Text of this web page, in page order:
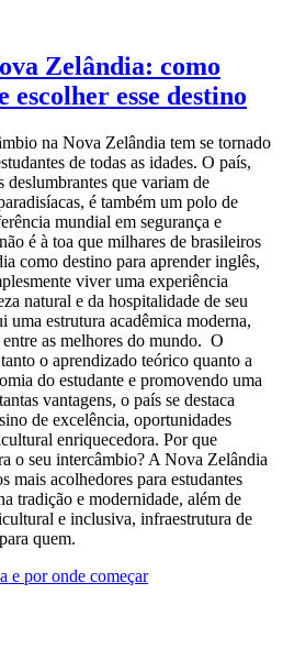
Zelândia: como
esse destino
na Nova Zelândia tem se tornado
de todas as idades. O país,
deslumbrantes que variam de
é também um polo de
mundial em segurança e
é à toa que milhares de brasileiros
como destino para aprender inglês,
viver uma experiência
natural e da hospitalidade de seu
estrutura acadêmica moderna,
as melhores do mundo. O
o aprendizado teórico quanto a
do estudante e promovendo uma
vantagens, o país se destaca
de excelência, oportunidades
enriquecedora. Por que
o seu intercâmbio? A Nova Zelândia
mais acolhedores para estudantes
tradição e modernidade, além de
e inclusiva, infraestrutura de
quem.